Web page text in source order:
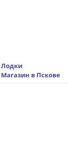
Лодки
Магазин в Пскове